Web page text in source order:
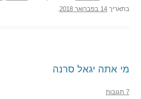
בתאריך 14 בפברואר 2018
מי אתה יגאל סרנה
7 תגובות